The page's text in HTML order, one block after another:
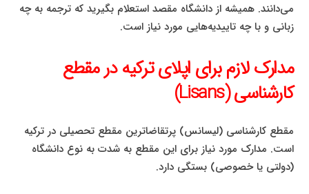
می‌دانند. همیشه از دانشگاه مقصد استعلام بگیرید که ترجمه به چه
زبانی و با چه تاییدیه‌هایی مورد نیاز است.
مدارک لازم برای اپلای ترکیه در مقطع
کارشناسی (Lisans)
مقطع کارشناسی (لیسانس) پرتقاضاترین مقطع تحصیلی در ترکیه
است. مدارک مورد نیاز برای این مقطع به شدت به نوع دانشگاه
(دولتی یا خصوصی) بستگی دارد.